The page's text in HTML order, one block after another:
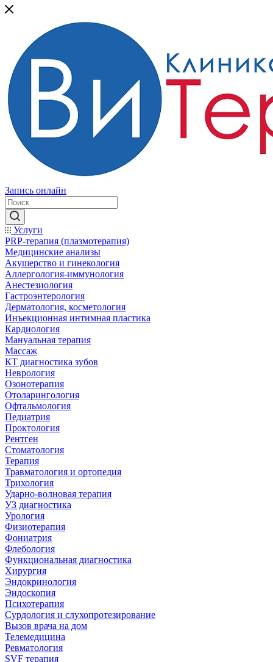
Запись онлайн
Услуги
PRP-терапия (плазмотерапия)
Медицинские анализы
Акушерство и гинекология
Аллергология-иммунология
Анестезиология
Гастроэнтерология
Дерматология, косметология
Инъекционная интимная пластика
Кардиология
Мануальная терапия
Массаж
КТ диагностика зубов
Неврология
Озонотерапия
Отоларингология
Офтальмология
Педиатрия
Проктология
Рентген
Стоматология
Терапия
Травматология и ортопедия
Трихология
Ударно-волновая терапия
УЗ диагностика
Урология
Физиотерапия
Фониатрия
Флебология
Функциональная диагностика
Хирургия
Эндокринология
Эндоскопия
Психотерапия
Сурдология и слухопротезирование
Вызов врача на дом
Телемедицина
Ревматология
SVF терапия